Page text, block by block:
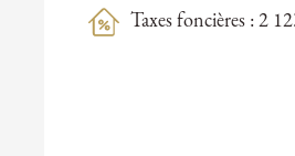
Taxes foncières : 2